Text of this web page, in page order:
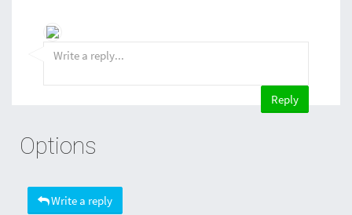
Options
Write a reply